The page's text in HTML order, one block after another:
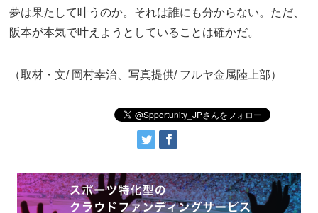
夢は果たして叶うのか。それは誰にも分からない。ただ、
阪本が本気で叶えようとしていることは確かだ。
（取材・文/ 岡村幸治、写真提供/ フルヤ金属陸上部）